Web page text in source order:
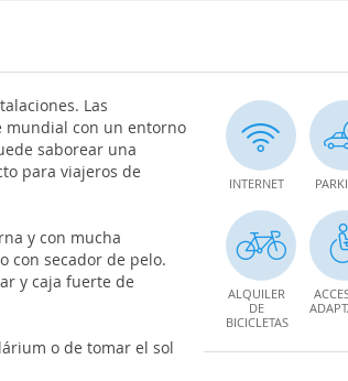
Las
mundial con un entorno
saborear una
para viajeros de
y con mucha
con secador de pelo.
y caja fuerte de
o de tomar el sol
INTERNET
ALQUILER
DE
BICICLETAS